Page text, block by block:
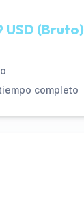
USD (Bruto)
completo